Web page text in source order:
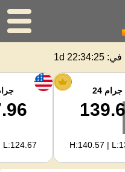
في: 1d 22:34:25
جرام 24
H:140.57 |
L:124.67